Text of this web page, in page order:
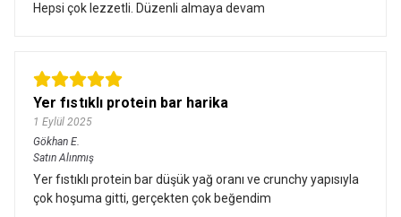
Hepsi çok lezzetli. Düzenli almaya devam
Yer fıstıklı protein bar harika
1 Eylül 2025
Gökhan E.
Satın Alınmış
Yer fıstıklı protein bar düşük yağ oranı ve crunchy yapısıyla
çok hoşuma gitti, gerçekten çok beğendim